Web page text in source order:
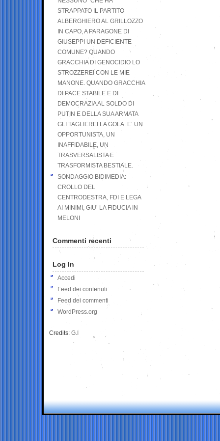
STRAPPATO IL PARTITO
ALBERGHIERO AL GRILLOZZO
IN CAPO, A PARAGONE DI
GIUSEPPI UN DEFICIENTE
COMUNE? QUANDO
GRACCHIA DI GENOCIDIO LO
STROZZEREI CON LE MIE
MANONE. QUANDO GRACCHIA
DI PACE STABILE E DI
DEMOCRAZIA AL SOLDO DI
PUTIN E DELLA SUA ARMATA
GLI TAGLIEREI LA GOLA: E’ UN
OPPORTUNISTA, UN
INAFFIDABILE, UN
TRASVERSALISTA E
TRASFORMISTA BESTIALE.
SONDAGGIO BIDIMEDIA:
CROLLO DEL
CENTRODESTRA, FDI E LEGA
AI MINIMI, GIU’ LA FIDUCIA IN
MELONI
Commenti recenti
Log In
Accedi
Feed dei contenuti
Feed dei commenti
WordPress.org
Credits: G.I